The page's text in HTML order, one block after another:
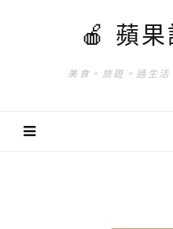
🍎 蘋果
美食。旅遊。過生